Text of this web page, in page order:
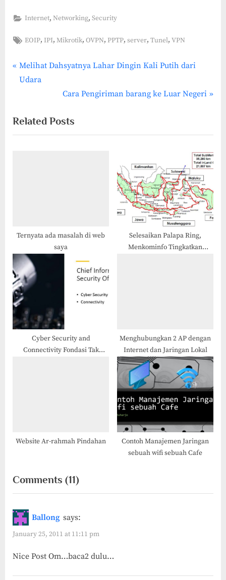
Internet,Networking,Security
Tags:
EOIP,IPI,Mikrotik,OVPN,PPTP,server,Tunel,VPN
Post
navigation
P
r
i
o
:
Melihat Dahsyatnya Lahar Dingin Kali Putih dari
Udara
N
x
t
Cara Pengiriman barang ke Luar Negeri
Related Posts
Ternyata ada masalah di web
saya
Selesaikan Palapa Ring,
Menkominfo Tingkatkan
Cyber Security and
Connectivity Fondasi Tak
Menghubungkan 2 AP dengan
Internet dan Jaringan Lokal
Website Ar-rahmah Pindahan
Contoh Manajemen Jaringan
sebuah wifi sebuah Cafe
Comments (11)on
“Contoh
VPN
dengan
Mikrotik”
Ballong says:
January 25, 2011 at 11:11 pm
Nice Post Om…baca2 dulu…